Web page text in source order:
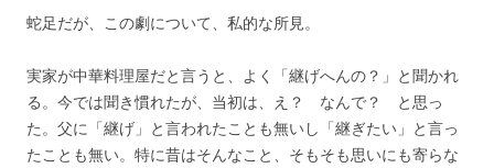
蛇足だが、この劇について、私的な所見。
実家が中華料理屋だと言うと、よく「継げへんの？」と聞かれ
る。今では聞き慣れたが、当初は、え？ なんで？ と思っ
た。父に「継げ」と言われたことも無いし「継ぎたい」と言っ
たことも無い。特に昔はそんなこと、そもそも思いにも寄らな